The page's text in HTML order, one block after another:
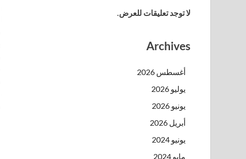
لا توجد تعليقات للعرض.
Archives
أغسطس 2026
يوليو 2026
يونيو 2026
أبريل 2026
يونيو 2024
مايو 2024